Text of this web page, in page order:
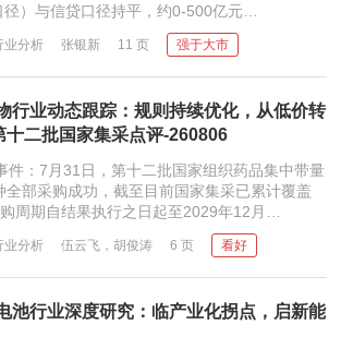
径）与信贷口径持平，约0-500亿元…
业分析 张银新 11 页 强于大市
行业动态跟踪：规则持续优化，从低价转
二批国家集采点评-260806
月31日，第十二批国家组织药品集中带量
全部采购成功，截至目前国家集采已累计覆盖
周期自结果执行之日起至2029年12月…
业分析 伍云飞，胡俊涛 6 页 看好
池行业深度研究：临产业化拐点，启新能